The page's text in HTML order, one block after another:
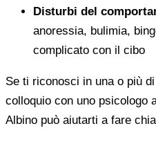
Disturbi del
anoressia, bulimia,
complicato con il cibo
Se ti riconosci in una o più
colloquio con uno psicologo
Albino può aiutarti a fare